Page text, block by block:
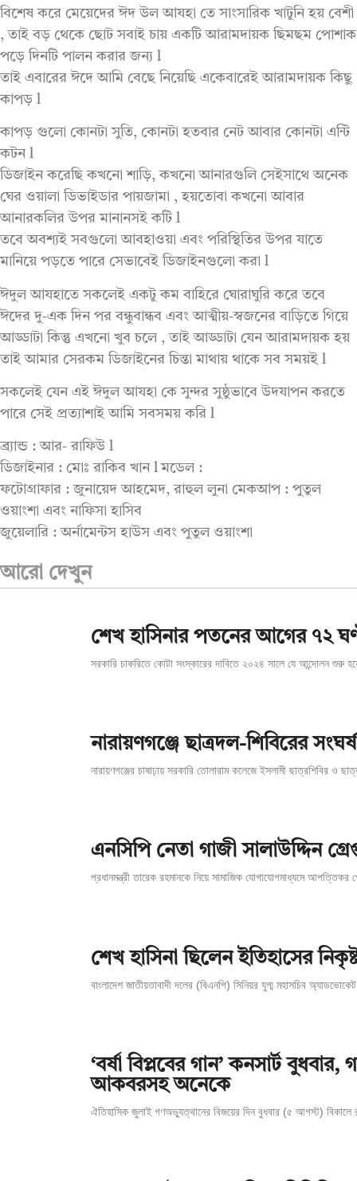
বিশেষ করে মেয়েদের ঈদ উল আযহা তে সাংসারিক খাটুনি হয় বেশী
, তাই বড় থেকে ছোট সবাই চায় একটি আরামদায়ক ছিমছম পোশাক
পড়ে দিনটি পালন করার জন্য l
তাই এবারের ঈদে আমি বেছে নিয়েছি একেবারেই আরামদায়ক কিছু
কাপড় l
কাপড় গুলো কোনটা সুতি, কোনটা হতবার নেট আবার কোনটা এন্টি
কটন l
ডিজাইন করেছি কখনো শাড়ি, কখনো আনারগুলি সেইসাথে অনেক
ঘের ওয়ালা ডিভাইডার পায়জামা , হয়তোবা কখনো আবার
আনারকলির উপর মানানসই কটি l
তবে অবশ্যই সবগুলো আবহাওয়া এবং পরিস্থিতির উপর যাতে
মানিয়ে পড়তে পারে সেভাবেই ডিজাইনগুলো করা l
ঈদুল আযহাতে সকলেই একটু কম বাহিরে ঘোরাঘুরি করে তবে
ঈদের দু-এক দিন পর বন্ধুবান্ধব এবং আত্মীয়-স্বজনের বাড়িতে গিয়ে
আড্ডাটা কিন্তু এখনো খুব চলে , তাই আড্ডাটা যেন আরামদায়ক হয়
তাই আমার সেরকম ডিজাইনের চিন্তা মাথায় থাকে সব সময়ই l
সকলেই যেন এই ঈদুল আযহা কে সুন্দর সুষ্ঠুভাবে উদযাপন করতে
পারে সেই প্রত্যাশাই আমি সবসময় করি l
ব্র্যান্ড : আর- রাফিউ l
ডিজাইনার : মোঃ রাকিব খান l মডেল :
ফটোগ্রাফার : জুনায়েদ আহমেদ, রাহুল লুনা মেকআপ : পুতুল
ওয়াংশা এবং নাফিসা হাসিব
জুয়েলারি : অর্নামেন্টস হাউস এবং পুতুল ওয়াংশা
আরো দেখুন
শেখ হাসিনার পতনের আগের ৭২
সরকারি চাকরিতে কোটা সংস্কারের দাবিতে ২০২৪ সালে যে আন্দোলন শুরু
‎নারায়ণগঞ্জে ছাত্রদল-শিবিরের
নারায়ণগঞ্জের চাষাঢ়ায় সরকারি তোলারাম কলেজে ইসলামী ছাত্রশিবির ও
এনসিপি নেতা গাজী সালাউদ্দিন
প্রধানমন্ত্রী তারেক রহমানকে নিয়ে সামাজিক যোগাযোগমাধ্যমে
শেখ হাসিনা ছিলেন ইতিহাসের
বাংলাদেশ জাতীয়তাবাদী দলের (বিএনপি) সিনিয়র যুগ্ম মহাসচিব
‘বর্ষা বিপ্লবের গান’ কনসার্ট
আকবরসহ অনেকে
ঐতিহাসিক জুলাই গণঅভ্যুত্থানের বিজয়ের দিন বুধবার (৫ আগস্ট) বিকালে